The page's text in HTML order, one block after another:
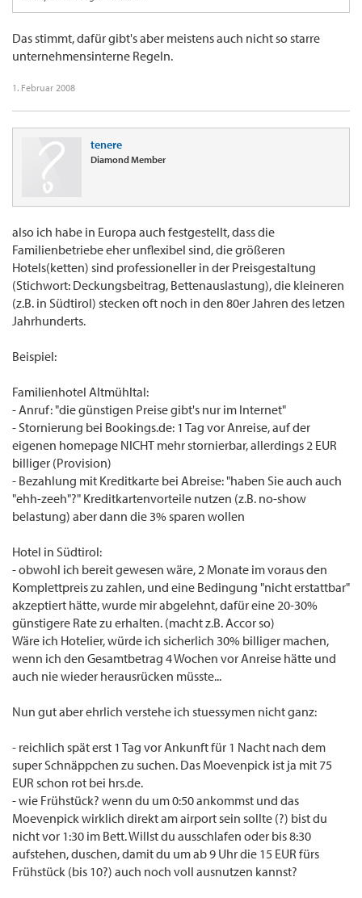
Das stimmt, dafür gibt's aber meistens auch nicht so starre
unternehmensinterne Regeln.
1. Februar 2008
tenere
Diamond Member
also ich habe in Europa auch festgestellt, dass die
Familienbetriebe eher unflexibel sind, die größeren
Hotels(ketten) sind professioneller in der Preisgestaltung
(Stichwort: Deckungsbeitrag, Bettenauslastung), die kleineren
(z.B. in Südtirol) stecken oft noch in den 80er Jahren des letzen
Jahrhunderts.
Beispiel:
Familienhotel Altmühltal:
- Anruf: "die günstigen Preise gibt's nur im Internet"
- Stornierung bei Bookings.de: 1 Tag vor Anreise, auf der
eigenen homepage NICHT mehr stornierbar, allerdings 2 EUR
billiger (Provision)
- Bezahlung mit Kreditkarte bei Abreise: "haben Sie auch auch
"ehh-zeeh"?" Kreditkartenvorteile nutzen (z.B. no-show
belastung) aber dann die 3% sparen wollen
Hotel in Südtirol:
- obwohl ich bereit gewesen wäre, 2 Monate im voraus den
Komplettpreis zu zahlen, und eine Bedingung "nicht erstattbar"
akzeptiert hätte, wurde mir abgelehnt, dafür eine 20-30%
günstigere Rate zu erhalten. (macht z.B. Accor so)
Wäre ich Hotelier, würde ich sicherlich 30% billiger machen,
wenn ich den Gesamtbetrag 4 Wochen vor Anreise hätte und
auch nie wieder herausrücken müsste...
Nun gut aber ehrlich verstehe ich stuessymen nicht ganz:
- reichlich spät erst 1 Tag vor Ankunft für 1 Nacht nach dem
super Schnäppchen zu suchen. Das Moevenpick ist ja mit 75
EUR schon rot bei hrs.de.
- wie Frühstück? wenn du um 0:50 ankommst und das
Moevenpick wirklich direkt am airport sein sollte (?) bist du
nicht vor 1:30 im Bett. Willst du ausschlafen oder bis 8:30
aufstehen, duschen, damit du um ab 9 Uhr die 15 EUR fürs
Frühstück (bis 10?) auch noch voll ausnutzen kannst?